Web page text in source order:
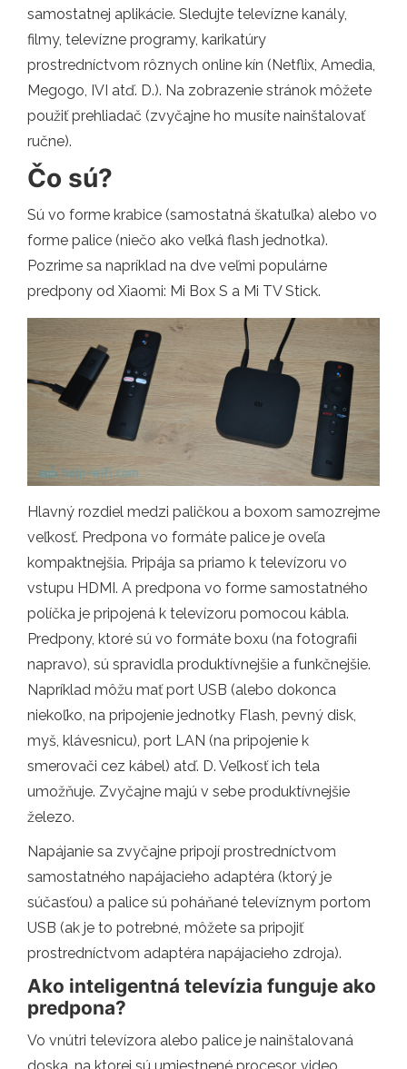
samostatnej aplikácie. Sledujte televízne kanály,
filmy, televízne programy, karikatúry
prostredníctvom rôznych online kín (Netflix, Amedia,
Megogo, IVI atď. D.). Na zobrazenie stránok môžete
použiť prehliadač (zvyčajne ho musíte nainštalovať
ručne).
Čo sú?
Sú vo forme krabice (samostatná škatuľka) alebo vo
forme palice (niečo ako veľká flash jednotka).
Pozrime sa napríklad na dve veľmi populárne
predpony od Xiaomi: Mi Box S a Mi TV Stick.
Hlavný rozdiel medzi paličkou a boxom samozrejme
veľkosť. Predpona vo formáte palice je oveľa
kompaktnejšia. Pripája sa priamo k televízoru vo
vstupu HDMI. A predpona vo forme samostatného
políčka je pripojená k televízoru pomocou kábla.
Predpony, ktoré sú vo formáte boxu (na fotografii
napravo), sú spravidla produktívnejšie a funkčnejšie.
Napríklad môžu mať port USB (alebo dokonca
niekoľko, na pripojenie jednotky Flash, pevný disk,
myš, klávesnicu), port LAN (na pripojenie k
smerovači cez kábel) atď. D. Veľkosť ich tela
umožňuje. Zvyčajne majú v sebe produktívnejšie
železo.
Napájanie sa zvyčajne pripojí prostredníctvom
samostatného napájacieho adaptéra (ktorý je
súčasťou) a palice sú poháňané televíznym portom
USB (ak je to potrebné, môžete sa pripojiť
prostredníctvom adaptéra napájacieho zdroja).
Ako inteligentná televízia funguje ako
predpona?
Vo vnútri televízora alebo palice je nainštalovaná
doska, na ktorej sú umiestnené procesor, video